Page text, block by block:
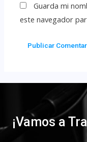
Guarda mi
este navegador
¡Vamos a